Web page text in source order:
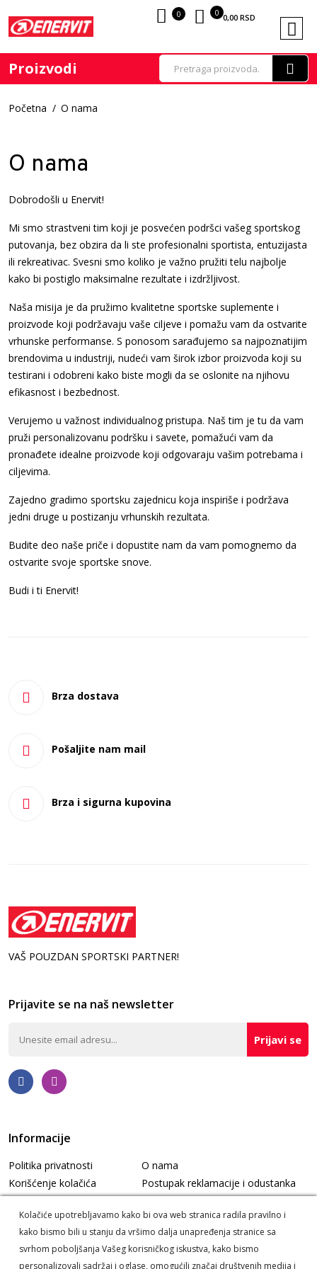
Proizvodi
0 0,00 RSD
0
Početna O nama
O nama
Dobrodošli u Enervit!
Mi smo strastveni tim koji je posvećen podršci vašeg sportskog
putovanja, bez obzira da li ste profesionalni sportista, entuzijasta
ili rekreativac. Svesni smo koliko je važno pružiti telu najbolje
kako bi postiglo maksimalne rezultate i izdržljivost.
Naša misija je da pružimo kvalitetne sportske suplemente i
proizvode koji podržavaju vaše ciljeve i pomažu vam da ostvarite
vrhunske performanse. S ponosom sarađujemo sa najpoznatijim
brendovima u industriji, nudeći vam širok izbor proizvoda koji su
testirani i odobreni kako biste mogli da se oslonite na njihovu
efikasnost i bezbednost.
Verujemo u važnost individualnog pristupa. Naš tim je tu da vam
pruži personalizovanu podršku i savete, pomažući vam da
pronađete idealne proizvode koji odgovaraju vašim potrebama i
ciljevima.
Zajedno gradimo sportsku zajednicu koja inspiriše i podržava
jedni druge u postizanju vrhunskih rezultata.
Budite deo naše priče i dopustite nam da vam pomognemo da
ostvarite svoje sportske snove.
Budi i ti Enervit!
Brza dostava
Pošaljite nam mail
Brza i sigurna kupovina
VAŠ POUZDAN SPORTSKI PARTNER!
Prijavite se na naš newsletter
Prijavi se
Informacije
Politika privatnosti
Korišćenje kolačića
Informacije o dostavi
O nama
Postupak reklamacije i odustanka
Korisnički servis
Kolačiće upotrebljavamo kako bi ova web stranica radila pravilno i
kako bismo bili u stanju da vršimo dalja unapređenja stranice sa
svrhom poboljšanja Vašeg korisničkog iskustva, kako bismo
personalizovali sadržaj i oglase, omogućili značaj društvenih medija i